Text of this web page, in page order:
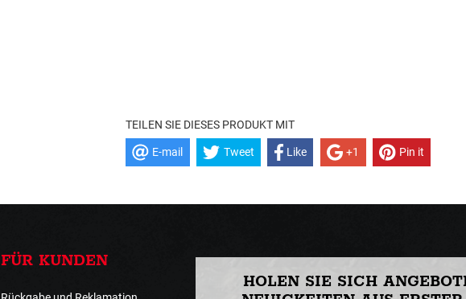
TEILEN SIE DIESES PRODUKT MIT
E-mail Tweet Like +1 Pin it
FÜR KUNDEN
HOLEN SIE SICH